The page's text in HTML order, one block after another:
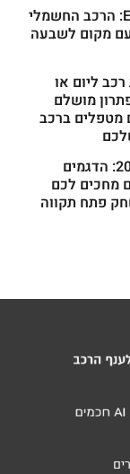
קיה EV9: הרכב החשמלי
מקום לשבעה
ליום או
מושלם
ברכב
קיה 2025: הדגמים
מחכים לכם
פתח תקווה